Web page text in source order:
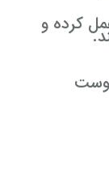
کرده و